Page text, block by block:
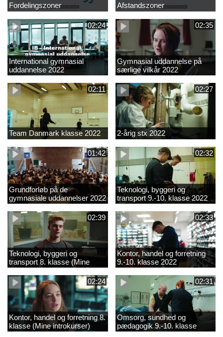
Fordelingszoner Afstandszoner
02:24
International gymnasial
uddannelse 2022
02:35
Gymnasial uddannelse på
særlige vilkår 2022
02:11
Team Danmark klasse 2022
02:27
2-årig stx 2022
01:42
Grundforløb på de
gymnasiale uddannelser 2022
02:32
Teknologi, byggeri og
transport 9.-10. klasse 2022
02:39
Teknologi, byggeri og
transport 8. klasse (Mine
introkurser) 2022
02:33
Kontor, handel og forretning
9.-10. klasse 2022
02:24
Kontor, handel og forretning 8.
klasse (Mine introkurser)
2022
02:31
Omsorg, sundhed og
pædagogik 9.-10. klasse
2022